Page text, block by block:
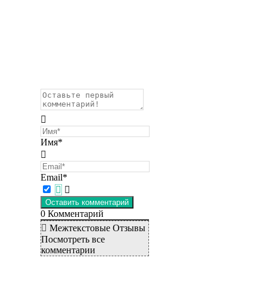
Имя*
Email*
0 Комментарий
Межтекстовые Отзывы
Посмотреть все
комментарии